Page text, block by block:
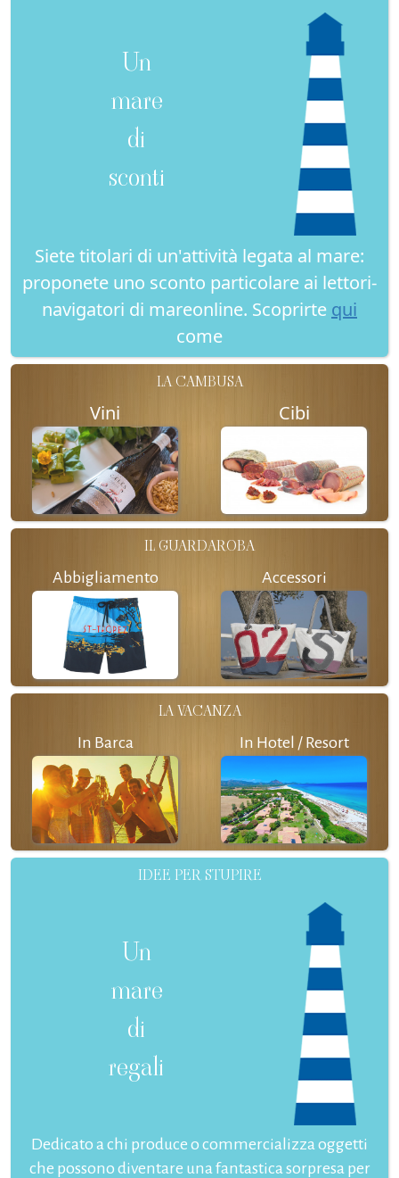
Un
mare
di
sconti
Siete titolari di un'attività legata al mare:
proponete uno sconto particolare ai lettori-
navigatori di mareonline. Scoprirte qui
come
LA CAMBUSA
Vini Cibi
IL GUARDAROBA
Abbigliamento Accessori
LA VACANZA
In Barca In Hotel / Resort
IDEE PER STUPIRE
Un
mare
di
regali
Dedicato a chi produce o commercializza oggetti
che possono diventare una fantastica sorpresa per